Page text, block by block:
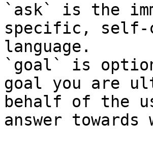
`ask` is the
specific, self-
language.
`goal` is
goal you are
behalf of the
answer